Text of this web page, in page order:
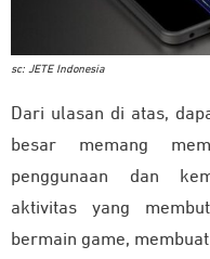
sc: JETE Indonesia
Dari ulasan di atas,
besar memang
penggunaan dan
aktivitas yang
bermain game,